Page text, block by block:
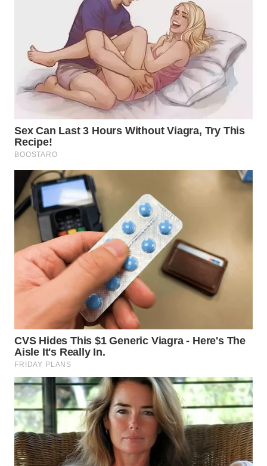
WN
DANAU
TOBA
WN
NIAS
WN
LANGKAT
WN
TAPANULI
SELATAN
WN
TANJUNG
LESUNG
WN
KARO
WN
WN
LABUHANBATU
WN
TAPANULI